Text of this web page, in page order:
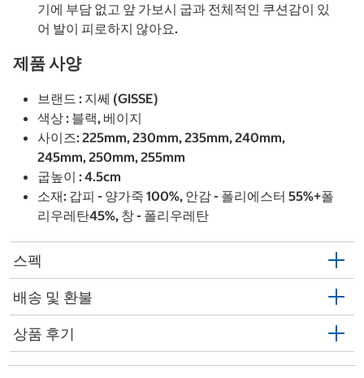
기에 부담 없고 앞 가보시 굽과 전체적인 쿠션감이 있
어 발이 피로하지 않아요.
제품 사양
브랜드 : 지쎄 (GISSE)
색상 : 블랙, 베이지
사이즈: 225mm, 230mm, 235mm, 240mm,
245mm, 250mm, 255mm
굽높이 : 4.5cm
소재: 갑피 - 양가죽 100%, 안감 - 폴리에스터 55%+폴
리우레탄45%, 창 - 폴리우레탄
스펙
배송 및 환불
상품 후기